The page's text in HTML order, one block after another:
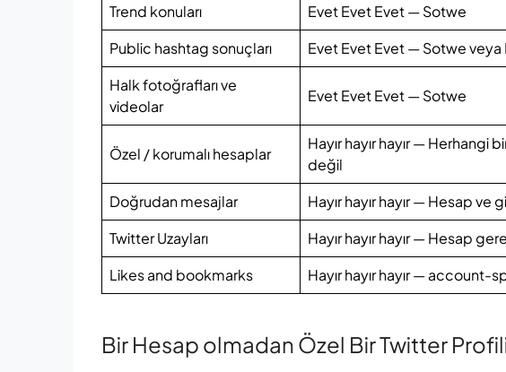
Trend konuları
Evet Evet Evet — Sotwe
Public hashtag sonuçları
Evet Evet Evet — Sotwe veya
Halk fotoğrafları ve
videolar
Evet Evet Evet — Sotwe
Özel / korumalı hesaplar
Hayır hayır hayır — Herhangi
değil
Doğrudan mesajlar
Hayır hayır hayır — Hesap ve
Twitter Uzayları
Hayır hayır hayır — Hesap
Likes and bookmarks
Hayır hayır hayır — account-
Bir Hesap olmadan Özel Bir Twitter